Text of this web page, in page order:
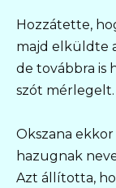
Hozzátette,
majd elküldte
de továbbra is
szót mérlegelt.
Okszana
hazugnak
Azt állította,